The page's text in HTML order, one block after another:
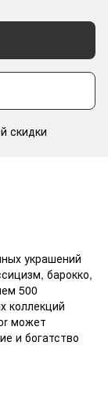
скидки
украшений
барокко,
500
коллекций
может
и богатство